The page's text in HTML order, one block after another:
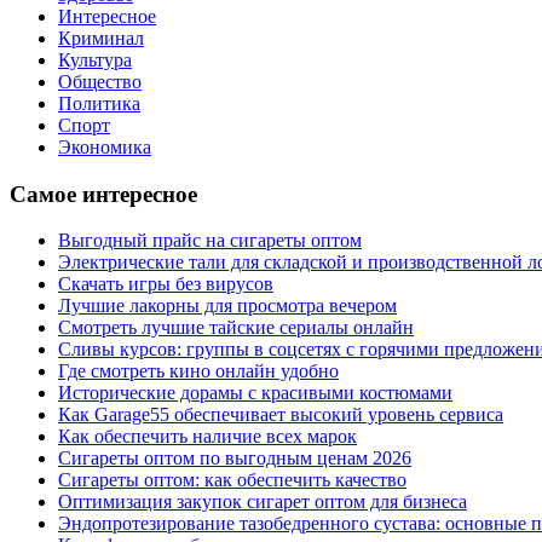
Интересное
Криминал
Культура
Общество
Политика
Спорт
Экономика
Самое интересное
Выгодный прайс на сигареты оптом
Электрические тали для складской и производственной
Скачать игры без вирусов
Лучшие лакорны для просмотра вечером
Смотреть лучшие тайские сериалы онлайн
Сливы курсов: группы в соцсетях с горячими
Где смотреть кино онлайн удобно
Исторические дорамы с красивыми костюмами
Как Garage55 обеспечивает высокий уровень сервиса
Как обеспечить наличие всех марок
Сигареты оптом по выгодным ценам 2026
Сигареты оптом: как обеспечить качество
Оптимизация закупок сигарет оптом для бизнеса
Эндопротезирование тазобедренного сустава: основные